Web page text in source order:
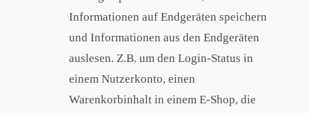
Informationen auf Endgeräten speichern
und Informationen aus den Endgeräten
auslesen. Z.B. um den Login-Status in
einem Nutzerkonto, einen
Warenkorbinhalt in einem E-Shop, die